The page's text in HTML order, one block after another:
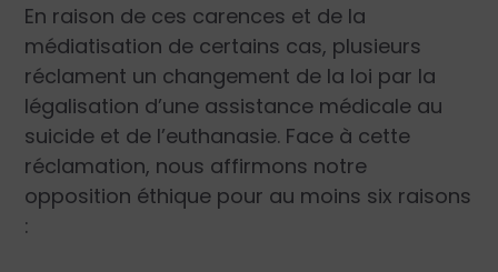
En raison de ces carences et de la
médiatisation de certains cas, plusieurs
réclament un changement de la loi par la
légalisation d’une assistance médicale au
suicide et de l’euthanasie. Face à cette
réclamation, nous affirmons notre
opposition éthique pour au moins six raisons
: